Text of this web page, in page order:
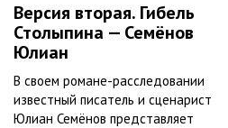
Версия вторая. Гибель
Столыпина — Семёнов
Юлиан
В своем романе-расследовании
известный писатель и сценарист
Юлиан Семёнов представляет